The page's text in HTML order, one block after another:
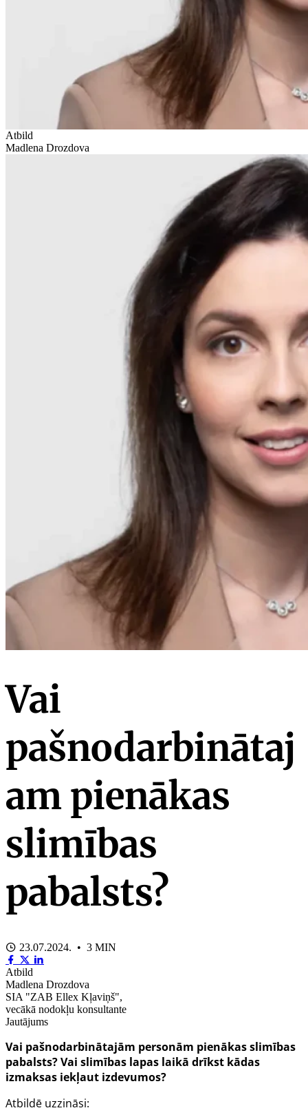
Atbild
Madlena Drozdova
Vai
pašnodarbinātaj
am pienākas
slimības
pabalsts?
23.07.2024. • 3 MIN
Atbild
Madlena Drozdova
SIA "ZAB Ellex Kļaviņš",
vecākā nodokļu konsultante
Jautājums
Vai pašnodarbinātajām personām pienākas slimības
pabalsts? Vai slimības lapas laikā drīkst kādas
izmaksas iekļaut izdevumos?
Atbildē uzzināsi: